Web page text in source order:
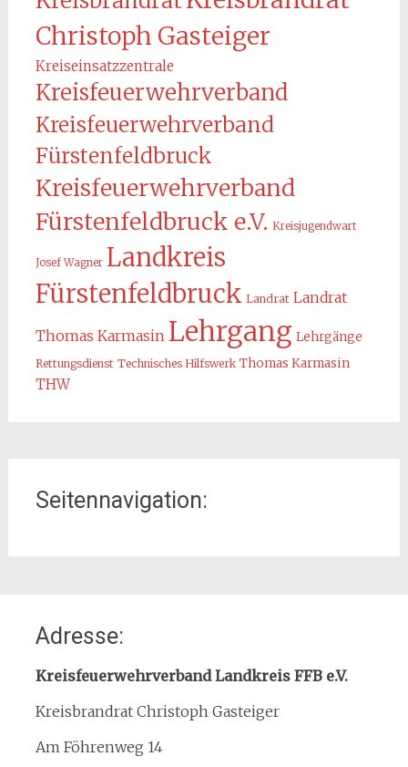
Christoph Gasteiger
Kreiseinsatzzentrale
Kreisfeuerwehrverband
Kreisfeuerwehrverband
Fürstenfeldbruck
Kreisfeuerwehrverband
Fürstenfeldbruck e.V. Kreisjugendwart
Josef Wagner Landkreis
Fürstenfeldbruck Landrat Landrat
Thomas Karmasin Lehrgang Lehrgänge
Rettungsdienst Technisches Hilfswerk Thomas Karmasin
THW
Seitennavigation:
Organisation
Kreisfeuerwehrverband
Kreisbrandinspektion
Adresse:
Kreisfeuerwehrverband Landkreis FFB e.V.
Kreisbrandrat Christoph Gasteiger
Am Föhrenweg 14